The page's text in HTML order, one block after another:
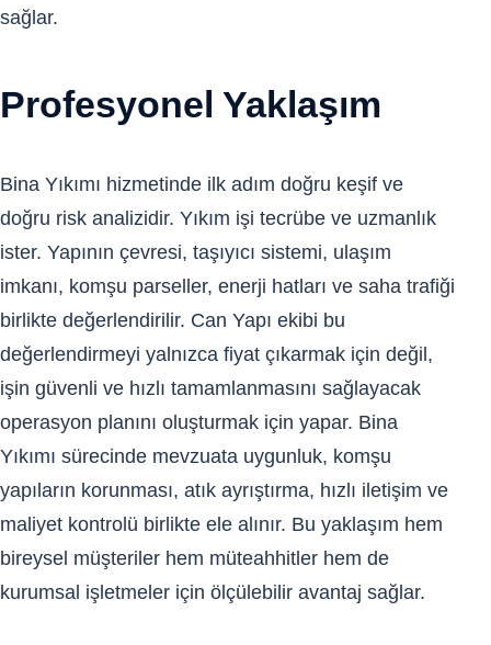
sağlar.
Profesyonel Yaklaşım
Bina Yıkımı hizmetinde ilk adım doğru keşif ve
doğru risk analizidir. Yıkım işi tecrübe ve uzmanlık
ister. Yapının çevresi, taşıyıcı sistemi, ulaşım
imkanı, komşu parseller, enerji hatları ve saha trafiği
birlikte değerlendirilir. Can Yapı ekibi bu
değerlendirmeyi yalnızca fiyat çıkarmak için değil,
işin güvenli ve hızlı tamamlanmasını sağlayacak
operasyon planını oluşturmak için yapar. Bina
Yıkımı sürecinde mevzuata uygunluk, komşu
yapıların korunması, atık ayrıştırma, hızlı iletişim ve
maliyet kontrolü birlikte ele alınır. Bu yaklaşım hem
bireysel müşteriler hem müteahhitler hem de
kurumsal işletmeler için ölçülebilir avantaj sağlar.